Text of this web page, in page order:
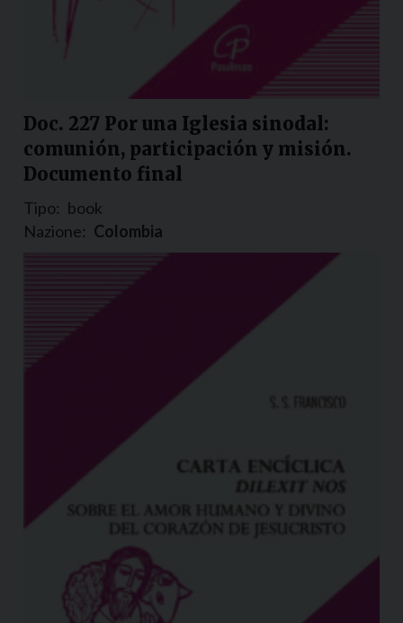
Doc. 227 Por una Iglesia sinodal:
comunión, participación y misión.
Documento final
Tipo: book
Nazione: Colombia